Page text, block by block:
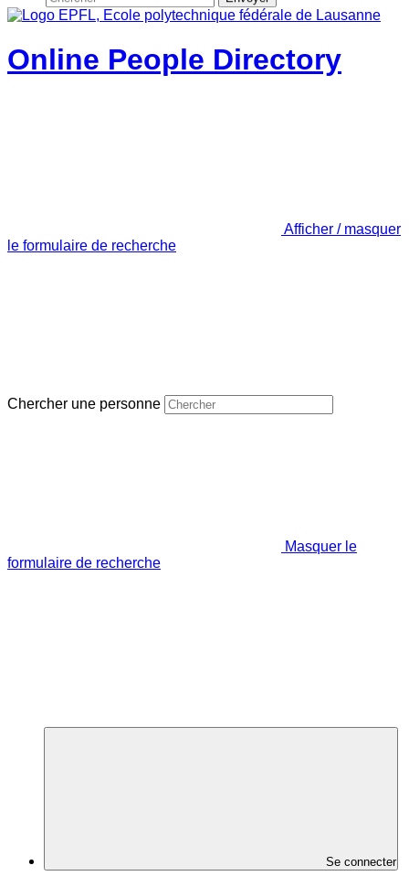
Online People Directory
Afficher / masquer
le formulaire de recherche
Chercher une personne
Masquer le
formulaire de recherche
Se connecter